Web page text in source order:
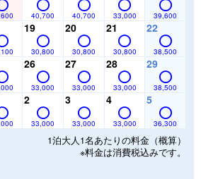
40,700 40,700 33,000 39,600
19
30,800
20
30,800
21
30,800
22
38,500
26
33,000
27
33,000
28
33,000
29
38,500
2
33,000
3
33,000
4
33,000
5
36,300
1泊大人1名あたりの料金（概算）
※料金は消費税込みです。